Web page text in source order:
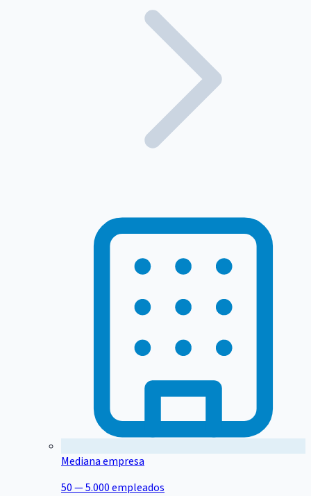
Mediana empresa
50 — 5.000 empleados